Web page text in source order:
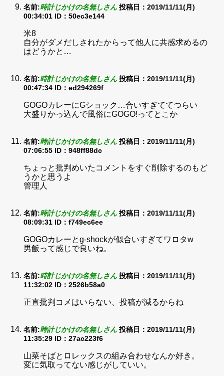
名前:時計じかけの名無しさん 投稿日：2019/11/11(月)
00:34:01 ID：50ec3e144
米8
自分がダメだしされたからって他人に共感求めるの
はどうかと…
名前:時計じかけの名無しさん 投稿日：2019/11/11(月)
00:47:34 ID：ed294269f
GOGOカレーにGショック…合いすぎててつらい
大盛りかっ込んで風俗にGOGO!ってとこか
名前:時計じかけの名無しさん 投稿日：2019/11/11(月)
07:06:55 ID：948ff88dc
ちょっと批判めいたコメントをすぐ削除するのもど
うかと思うよ
管理人
名前:時計じかけの名無しさん 投稿日：2019/11/11(月)
08:09:31 ID：f749ec6ee
GOGOカレーとg-shockが似合いすぎてワロタw
男飯って感じで良いね。
名前:時計じかけの名無しさん 投稿日：2019/11/11(月)
11:32:02 ID：2526b58a0
正直批判コメはいらない、投稿が減るからね
名前:時計じかけの名無しさん 投稿日：2019/11/11(月)
11:35:29 ID：27ac223f6
山菜そばとロレックスの組み合わせなんか好き。
変に気取ってない感じがしていい。